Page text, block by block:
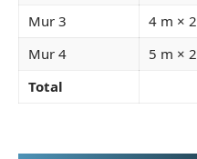
Mur 3
4 m ×
Mur 4
5 m ×
Total